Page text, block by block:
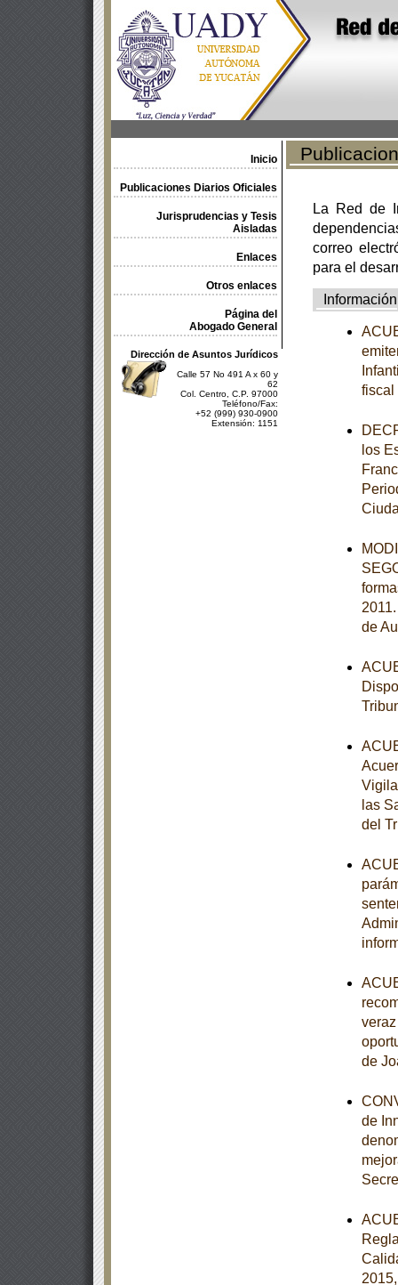
Inicio
Publicaciones Diarios Oficiales
Jurisprudencias y Tesis
Aisladas
Enlaces
Otros enlaces
Página del
Abogado General
Dirección de Asuntos Jurídicos
Calle 57 No 491 A x 60 y
62
Col. Centro, C.P. 97000
Teléfono/Fax:
+52 (999) 930-0900
Extensión: 1151
La Red de
correo
para el
Información
fiscal
los
de
las
del
de
de